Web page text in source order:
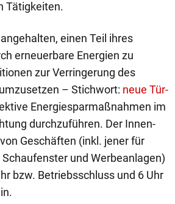
Tätigkeiten.
einen Teil ihres
erneuerbare Energien zu
zur Verringerung des
– Stichwort: neue Tür-
Energiesparmaßnahmen im
durchzuführen. Der Innen-
Geschäften (inkl. jener für
und Werbeanlagen)
bzw. Betriebsschluss und 6 Uhr